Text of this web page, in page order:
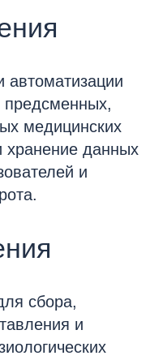
автоматизации
предсменных,
медицинских
хранение данных
и
сбора,
и